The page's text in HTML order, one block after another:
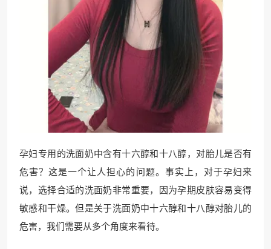
孕妇专用的洗面奶中含有十六醇和十八醇，对胎儿是否有
危害？这是一个让人担心的问题。事实上，对于孕妇来
说，选择合适的洗面奶非常重要，因为孕期皮肤容易变得
敏感和干燥。但是关于洗面奶中十六醇和十八醇对胎儿的
危害，我们需要从多个角度来看待。